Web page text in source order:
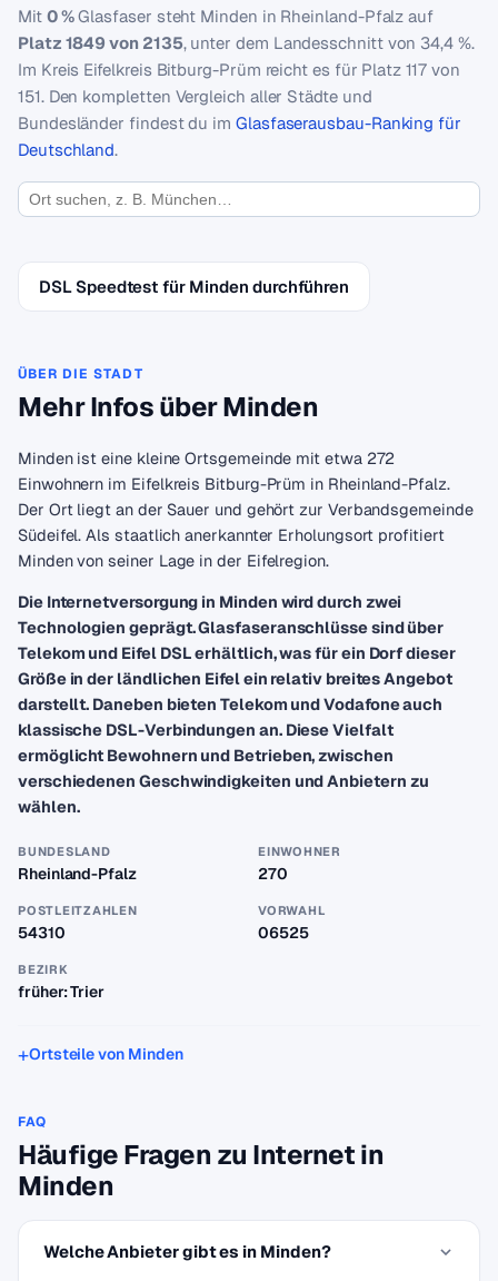
Mit 0 %Glasfaser steht Minden in Rheinland-Pfalz auf
Platz 1849 von 2135, unter dem Landesschnitt von 34,4 %.
Im Kreis Eifelkreis Bitburg-Prüm reicht es für Platz 117 von
151. Den kompletten Vergleich aller Städte und
Bundesländer findest du im Glasfaserausbau-Ranking für
Deutschland.
DSL Speedtest für Minden durchführen
ÜBER DIE STADT
Mehr Infos über Minden
Minden ist eine kleine Ortsgemeinde mit etwa 272
Einwohnern im Eifelkreis Bitburg-Prüm in Rheinland-Pfalz.
Der Ort liegt an der Sauer und gehört zur Verbandsgemeinde
Südeifel. Als staatlich anerkannter Erholungsort profitiert
Minden von seiner Lage in der Eifelregion.
Die Internetversorgung in Minden wird durch zwei
Technologien geprägt. Glasfaseranschlüsse sind über
Telekom und Eifel DSL erhältlich, was für ein Dorf dieser
Größe in der ländlichen Eifel ein relativ breites Angebot
darstellt. Daneben bieten Telekom und Vodafone auch
klassische DSL-Verbindungen an. Diese Vielfalt
ermöglicht Bewohnern und Betrieben, zwischen
verschiedenen Geschwindigkeiten und Anbietern zu
wählen.
BUNDESLAND
Rheinland-Pfalz
EINWOHNER
270
POSTLEITZAHLEN
54310
VORWAHL
06525
BEZIRK
früher: Trier
Ortsteile von Minden
FAQ
Häufige Fragen zu Internet in
Minden
Welche Anbieter gibt es in Minden?